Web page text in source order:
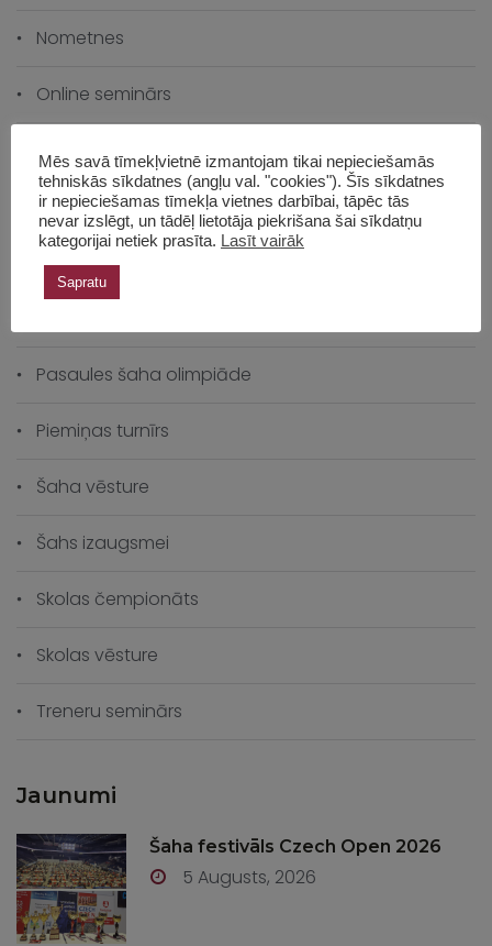
Nometnes
Online seminārs
Online turnīri
Panākumi ārzemēs
Pasākumi
Pasaules šaha olimpiāde
Piemiņas turnīrs
Šaha vēsture
Šahs izaugsmei
Skolas čempionāts
Skolas vēsture
Treneru seminārs
Jaunumi
Šaha festivāls Czech Open 2026
5 Augusts, 2026
Mēs savā tīmekļvietnē izmantojam tikai nepieciešamās
tehniskās sīkdatnes (angļu val. "cookies"). Šīs sīkdatnes
ir nepieciešamas tīmekļa vietnes darbībai, tāpēc tās
nevar izslēgt, un tādēļ lietotāja piekrišana šai sīkdatņu
kategorijai netiek prasīta. Lasīt vairāk
Sapratu